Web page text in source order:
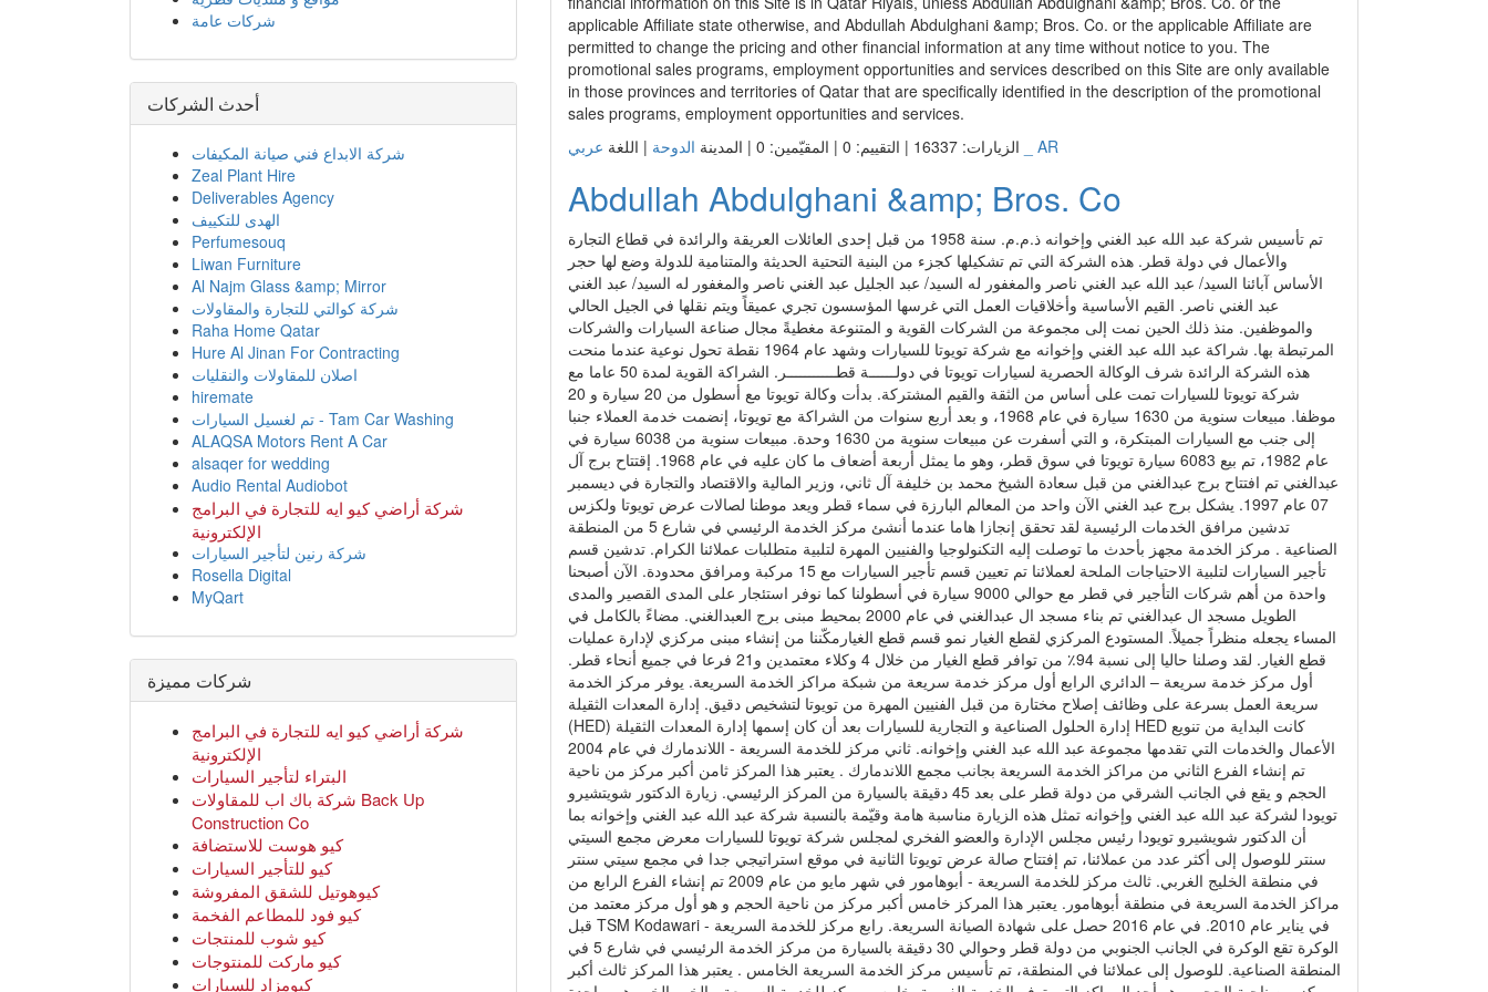
اصلان للمقاولات والنقليات
hiremate
alsaqer for wedding
Audio Rental Audiobot
الإلكترونية
شركة رنين لتأجير السيارات
Rosella Digital
MyQart
شركات مميزة
شركة أراضي كيو ايه للتجارة في البرامج
الإلكترونية
البتراء لتأجير السيارات
شركة باك اب للمقاولات Back Up
Construction Co
كيو هوست للاستضافة
كيو للتأجير السيارات
كيوهوتيل للشقق المفروشة
كيو فود للمطاعم الفخمة
كيو شوب للمنتجات
كيو ماركت للمنتوجات
كيومزاد للسيارات
كيو نمبر للارقام
كيو هاوس للخدم
كيو ستي للعقارات
كيوكارز للسيارات
نيو ون العقارية
Fanar Travel
Al Jazi Real Estate
مركز الخراشي للأسنان
Maxam Business Solution
شركة ألبان داندي